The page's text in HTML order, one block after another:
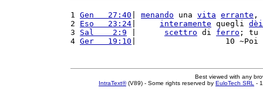
1 Gen   27:40 menando una vita errante ,
2 Eso   23:24 interamente quegli dèi
3 Sal    2:9 scettro di ferro ;
4 Ger   19:10 |                   10
Best viewed with any
IntraText®(V89) - Some rights reserved by EuloTech SRL -